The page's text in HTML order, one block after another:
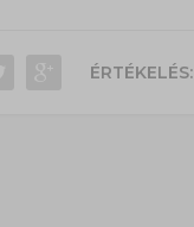
ÉRTÉKELÉS: